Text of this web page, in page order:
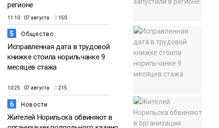
регионе
11:10 07 августа 150
5 Общество
Исправленная дата в трудовой
книжке стоила норильчанке 9
месяцев стажа
10:25 07 августа 215
6 Новости
Жителей Норильска обвиняют в